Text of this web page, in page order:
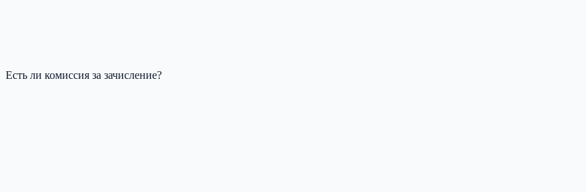
Есть ли комиссия за зачисление?